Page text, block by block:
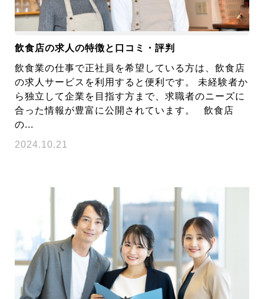
飲食店の求人の特徴と口コミ・評判
飲食業の仕事で正社員を希望している方は、飲食店
の求人サービスを利用すると便利です。 未経験者か
ら独立して企業を目指す方まで、求職者のニーズに
合った情報が豊富に公開されています。 飲食店
の...
2024.10.21